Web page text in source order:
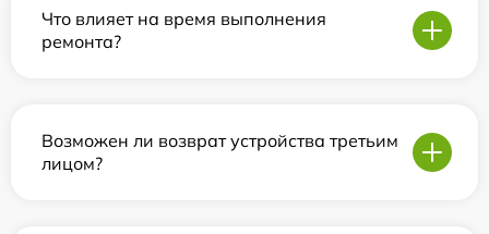
Что влияет на время выполнения
ремонта?
Возможен ли возврат устройства третьим
лицом?